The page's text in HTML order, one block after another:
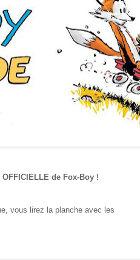
de Fox-Boy !
vous lirez la planche avec les